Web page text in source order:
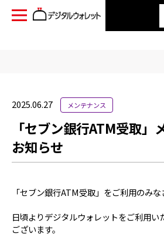
2025.06.27 メンテナンス
「セブン銀行ATM受取」
お知らせ
「セブン銀行ATM受取」をご利用のみな
日頃よりデジタルウォレットをご利用い
ございます。